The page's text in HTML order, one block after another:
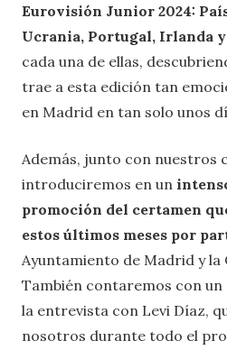
Eurovisión Junior 2024:
Ucrania, Portugal, Irlanda
cada una de ellas,
trae a esta edición tan
en Madrid en tan solo unos
Además, junto con nuestros
introduciremos en un
promoción del certamen
estos últimos meses por
Ayuntamiento de Madrid y la
También contaremos con
la entrevista con Levi Díaz,
nosotros durante todo el